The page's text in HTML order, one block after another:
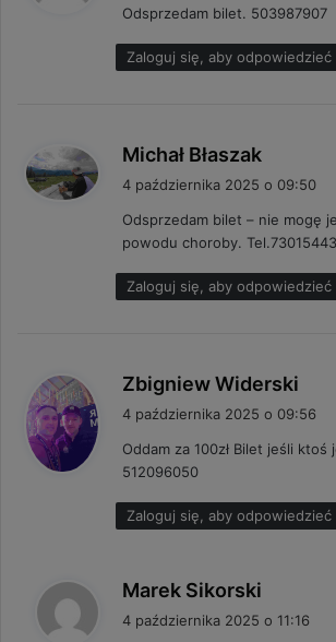
z
e
:
Odsprzedam bilet. 503987907
Zaloguj się, aby odpowiedzieć
Michał Błaszak
z
e
:
4 października 2025 o 09:50
Odsprzedam bilet – nie mogę
powodu choroby.
Zaloguj się, aby odpowiedzieć
Zbigniew Widerski
z
:
4 października 2025 o 09:56
Oddam za 100zł Bilet jeśli
512096050
Zaloguj się, aby odpowiedzieć
Marek Sikorski
4 października 2025 o 11:16